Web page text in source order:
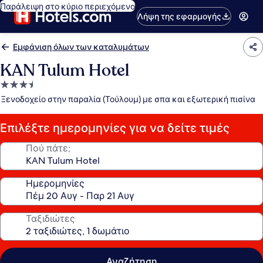
Παράλειψη στο κύριο περιεχόμενο
Λήψη της εφαρμογής
Εμφάνιση όλων των καταλυμάτων
KAN Tulum Hotel
Κατάλυμα
με
αστέρια
Ξενοδοχείο στην παραλία (Τούλουμ) με σπα και εξωτερική πισίνα
Επιλέξτε ημερομηνίες για να δείτε τιμές
Πού πάτε;
Ημερομηνίες
Ταξιδιώτες